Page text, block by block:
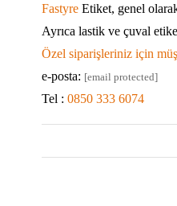
Fastyre Etiket, genel
Ayrıca lastik ve çuval
Özel siparişleriniz için
e-posta: [email protected]
Tel : 0850 333 6074